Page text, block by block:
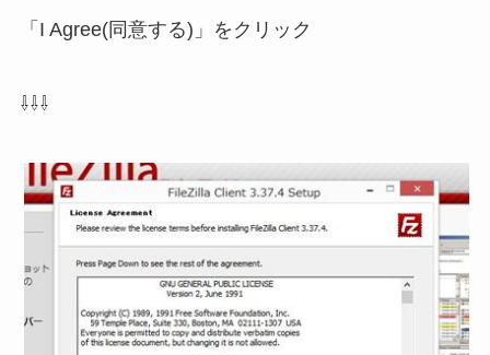
「I Agree(同意する)」をクリック
⇩⇩⇩